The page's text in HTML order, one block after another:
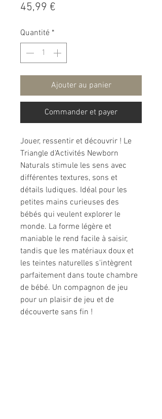
45,99 €
Quantité *
Ajouter au panier
Commander et payer
Jouer, ressentir et découvrir ! Le
Triangle d'Activités Newborn
Naturals stimule les sens avec
différentes textures, sons et
détails ludiques. Idéal pour les
petites mains curieuses des
bébés qui veulent explorer le
monde. La forme légère et
maniable le rend facile à saisir,
tandis que les matériaux doux et
les teintes naturelles s'intègrent
parfaitement dans toute chambre
de bébé. Un compagnon de jeu
pour un plaisir de jeu et de
découverte sans fin !